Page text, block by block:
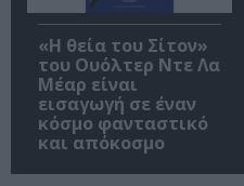
«Η θεία του Σίτον»
του Ουόλτερ Ντε Λα
Μέαρ είναι
εισαγωγή σε έναν
κόσμο φανταστικό
και απόκοσμο